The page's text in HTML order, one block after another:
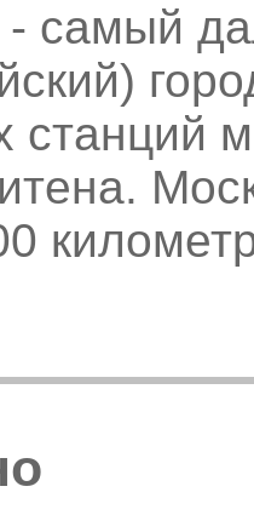
самый
станций